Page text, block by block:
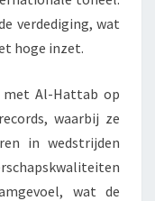
verdediging, wat
hoge inzet.
met Al-Hattab op
waarbij ze
in wedstrijden
wat de